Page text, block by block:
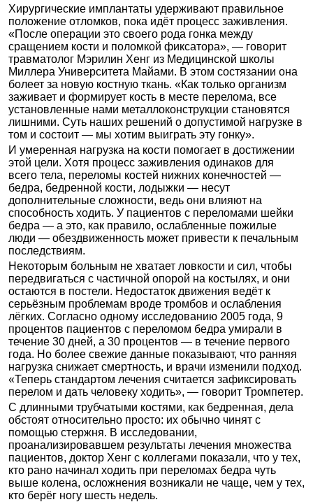
Хирургические имплантаты удерживают правильное
положение отломков, пока идёт процесс заживления.
«После операции это своего рода гонка между
сращением кости и поломкой фиксатора», — говорит
травматолог Мэрилин Хенг из Медицинской школы
Миллера Университета Майами. В этом состязании она
болеет за новую костную ткань. «Как только организм
заживает и формирует кость в месте перелома, все
установленные нами металлоконструкции становятся
лишними. Суть наших решений о допустимой нагрузке в
том и состоит — мы хотим выиграть эту гонку».
И умеренная нагрузка на кости помогает в достижении
этой цели. Хотя процесс заживления одинаков для
всего тела, переломы костей нижних конечностей —
бедра, бедренной кости, лодыжки — несут
дополнительные сложности, ведь они влияют на
способность ходить. У пациентов с переломами шейки
бедра — а это, как правило, ослабленные пожилые
люди — обездвиженность может привести к печальным
последствиям.
Некоторым больным не хватает ловкости и сил, чтобы
передвигаться с частичной опорой на костылях, и они
остаются в постели. Недостаток движения ведёт к
серьёзным проблемам вроде тромбов и ослабления
лёгких. Согласно одному исследованию 2005 года, 9
процентов пациентов с переломом бедра умирали в
течение 30 дней, а 30 процентов — в течение первого
года. Но более свежие данные показывают, что ранняя
нагрузка снижает смертность, и врачи изменили подход.
«Теперь стандартом лечения считается зафиксировать
перелом и дать человеку ходить», — говорит Тромпетер.
С длинными трубчатыми костями, как бедренная, дела
обстоят относительно просто: их обычно чинят с
помощью стержня. В исследовании,
проанализировавшем результаты лечения множества
пациентов, доктор Хенг с коллегами показали, что у тех,
кто рано начинал ходить при переломах бедра чуть
выше колена, осложнения возникали не чаще, чем у тех,
кто берёг ногу шесть недель.